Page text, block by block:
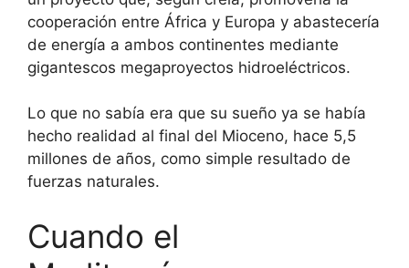
cooperación entre África y Europa y abastecería
de energía a ambos continentes mediante
gigantescos megaproyectos hidroeléctricos.
Lo que no sabía era que su sueño ya se había
hecho realidad al final del Mioceno, hace 5,5
millones de años, como simple resultado de
fuerzas naturales.
Cuando el